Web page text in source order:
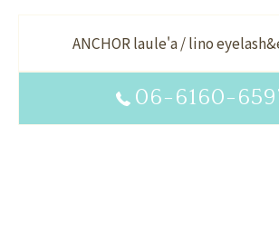
ANCHOR laule'a / lino
06-6160-